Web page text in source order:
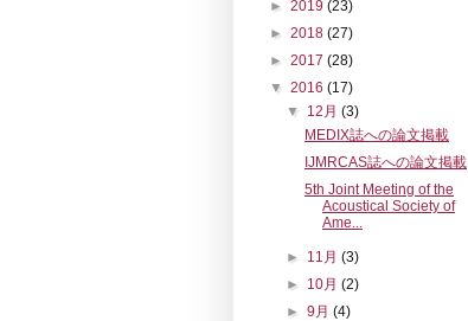
► 2019 (23)
► 2018 (27)
► 2017 (28)
▼ 2016 (17)
▼ 12月(3)
MEDIX誌への論文掲載
IJMRCAS誌への論文掲載
5th Joint Meeting of the
Acoustical Society of
Ame...
► 11月(3)
► 10月(2)
►9月(4)